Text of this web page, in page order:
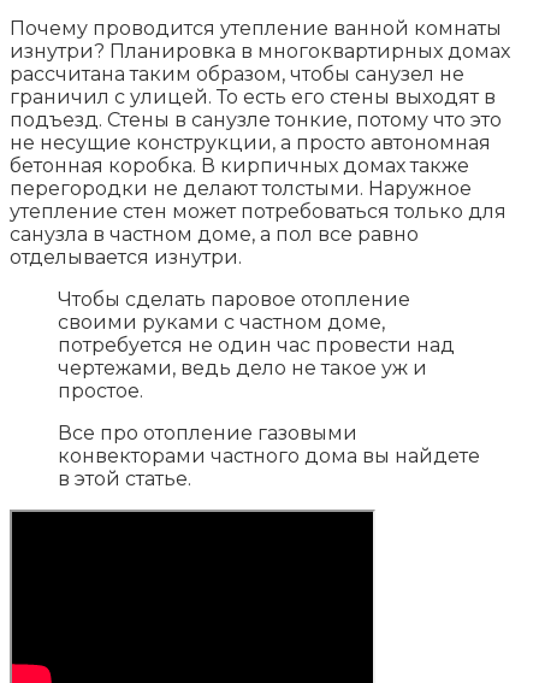
Почему проводится утепление ванной комнаты
изнутри? Планировка в многоквартирных домах
рассчитана таким образом, чтобы санузел не
граничил с улицей. То есть его стены выходят в
подъезд. Стены в санузле тонкие, потому что это
не несущие конструкции, а просто автономная
бетонная коробка. В кирпичных домах также
перегородки не делают толстыми. Наружное
утепление стен может потребоваться только для
санузла в частном доме, а пол все равно
отделывается изнутри.
Чтобы сделать паровое отопление
своими руками с частном доме,
потребуется не один час провести над
чертежами, ведь дело не такое уж и
простое.
Все про отопление газовыми
конвекторами частного дома вы найдете
в этой статье.